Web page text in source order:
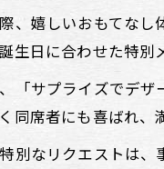
、嬉しいおもてな
生日に合わせた特別
「サプライズでデ
同席者にも喜ばれ、
別なリクエストは